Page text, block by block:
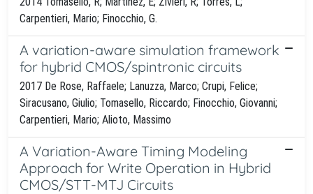
Carpentieri, Mario; Finocchio, G.
A variation-aware simulation framework
for hybrid CMOS/spintronic circuits
2017 De Rose, Raffaele; Lanuzza, Marco; Crupi, Felice;
Siracusano, Giulio; Tomasello, Riccardo; Finocchio, Giovanni;
Carpentieri, Mario; Alioto, Massimo
A Variation-Aware Timing Modeling
Approach for Write Operation in Hybrid
CMOS/STT-MTJ Circuits